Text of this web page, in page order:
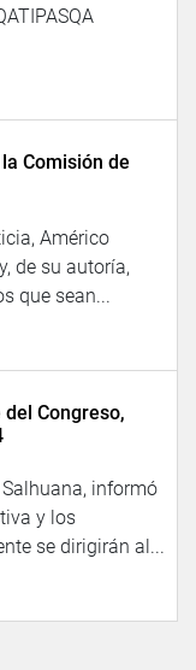
Comisión de
Américo
de su autoría,
que sean...
Congreso,
informó
y los
se dirigirán al...